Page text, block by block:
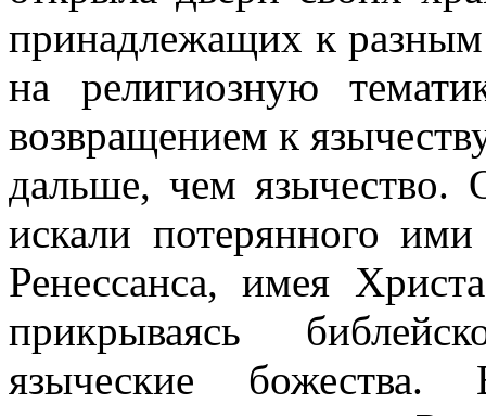
принадлежащих к
на религиозную
возвращением к
дальше, чем язычество.
искали потерянного
Ренессанса, имея
прикрываясь
языческие